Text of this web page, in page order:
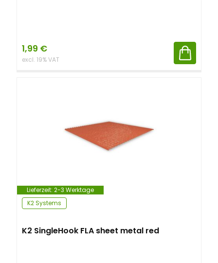
1,99 €
excl. 19% VAT
Lieferzeit: 2-3 Werktage
K2 Systems
K2 SingleHook FLA sheet metal red